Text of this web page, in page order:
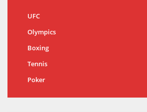
UFC
Olympics
Boxing
Tennis
Poker